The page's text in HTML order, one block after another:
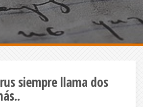
siempre llama dos